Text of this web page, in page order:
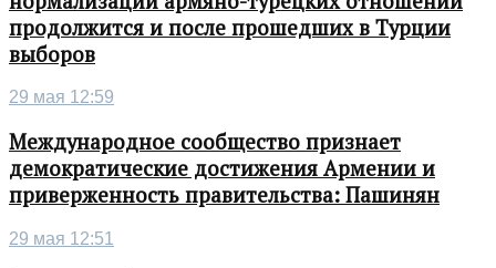
продолжится и после прошедших в Турции
выборов
29 мая 12:59
Международное сообщество признает
демократические достижения Армении и
приверженность правительства: Пашинян
29 мая 12:51